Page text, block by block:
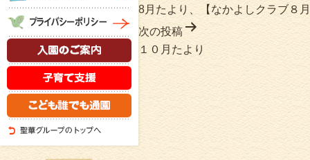
8月たより、【なかよしクラブ８
次の投稿
１０月たより